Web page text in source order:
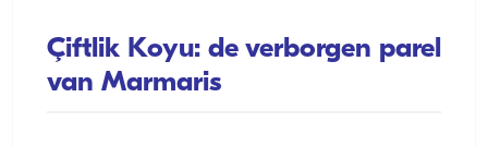
Çiftlik Koyu: de verborgen parel
van Marmaris